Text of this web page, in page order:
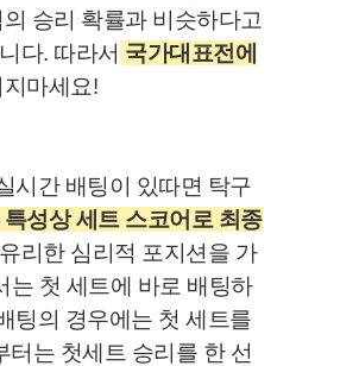
승리 확률과 비슷하다고
다. 따라서 국가대표전에
마세요!
시간 배팅이 있따면 탁구
성상 세트 스코어로 최종
리한 심리적 포지션을 가
는 첫 세트에 바로 배팅하
팅의 경우에는 첫 세트를
는 첫세트 승리를 한 선